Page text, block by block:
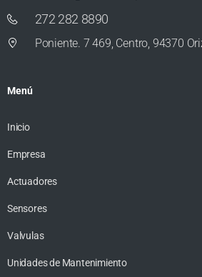
272 282 8890
Poniente. 7 469, Centro, 94370
Menú
Inicio
Empresa
Actuadores
Sensores
Valvulas
Unidades de Mantenimiento